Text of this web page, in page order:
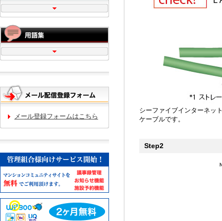
メール登録フォームはこちら
シーファイブインターネッ
ケーブルです。
Step2